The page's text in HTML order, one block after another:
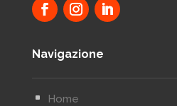
Navigazione
^ Home